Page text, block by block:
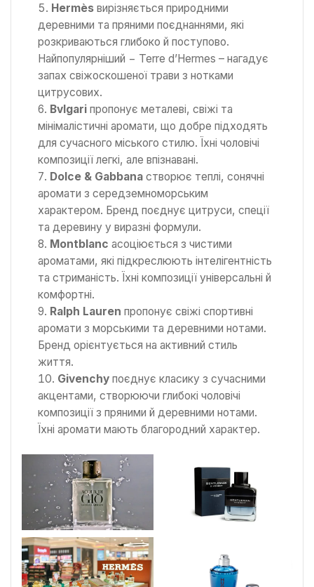
Hermès вирізняється природними
деревними та пряними поєднаннями, які
розкриваються глибоко й поступово.
Найпопулярніший − Terre d’Hermes – нагадує
запах свіжоскошеної трави з нотками
цитрусових.
Bvlgari пропонує металеві, свіжі та
мінімалістичні аромати, що добре підходять
для сучасного міського стилю. Їхні чоловічі
композиції легкі, але впізнавані.
Dolce & Gabbana створює теплі, сонячні
аромати з середземноморським
характером. Бренд поєднує цитруси, спеції
та деревину у виразні формули.
Montblanc асоціюється з чистими
ароматами, які підкреслюють інтелігентність
та стриманість. Їхні композиції універсальні й
комфортні.
Ralph Lauren пропонує свіжі спортивні
аромати з морськими та деревними нотами.
Бренд орієнтується на активний стиль
життя.
Givenchy поєднує класику з сучасними
акцентами, створюючи глибокі чоловічі
композиції з пряними й деревними нотами.
Їхні аромати мають благородний характер.